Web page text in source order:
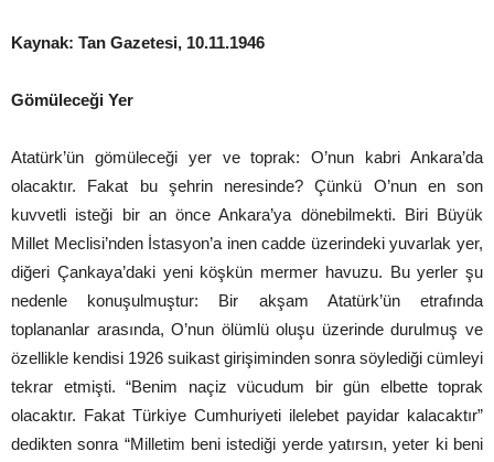
Kaynak: Tan Gazetesi, 10.11.1946
Gömüleceği Yer
Atatürk’ün gömüleceği yer ve toprak: O’nun kabri Ankara’da
olacaktır. Fakat bu şehrin neresinde? Çünkü O’nun en son
kuvvetli isteği bir an önce Ankara’ya dönebilmekti. Biri Büyük
Millet Meclisi’nden İstasyon’a inen cadde üzerindeki yuvarlak yer,
diğeri Çankaya’daki yeni köşkün mermer havuzu. Bu yerler şu
nedenle konuşulmuştur: Bir akşam Atatürk’ün etrafında
toplananlar arasında, O’nun ölümlü oluşu üzerinde durulmuş ve
özellikle kendisi 1926 suikast girişiminden sonra söylediği cümleyi
tekrar etmişti. “Benim naçiz vücudum bir gün elbette toprak
olacaktır. Fakat Türkiye Cumhuriyeti ilelebet payidar kalacaktır”
dedikten sonra “Milletim beni istediği yerde yatırsın, yeter ki beni